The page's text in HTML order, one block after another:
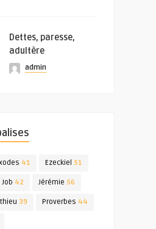
Dettes, paresse,
adultère
admin
41 Ezeckiel 51
Job 42 Jérémie 56
39 Proverbes 44